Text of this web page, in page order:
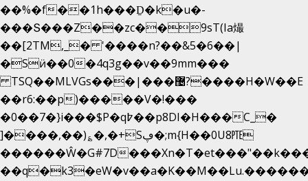
��%�f��1h���Ḏ�k�u�-
���Տ���Z��zc��9sT(Ia熶
��[2TM,_� '����n?��&5�6��|
�Sӥ��0�4q3g��v��9mm���
TSQ��MLVGs���|���޴?����H�W��E
��r6:��p)�����V�!���
�0��7�}i���$P�q߈��p8DI�H���C_�
]����,��)؏�,�+Sڥ�;m{H��0U8㉐
������Ŵ�G#7D